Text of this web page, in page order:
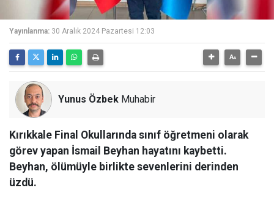
Yayınlanma: 30 Aralık 2024 Pazartesi 12:03
Yunus Özbek Muhabir
Kırıkkale Final Okullarında sınıf öğretmeni olarak
görev yapan İsmail Beyhan hayatını kaybetti.
Beyhan, ölümüyle birlikte sevenlerini derinden
üzdü.